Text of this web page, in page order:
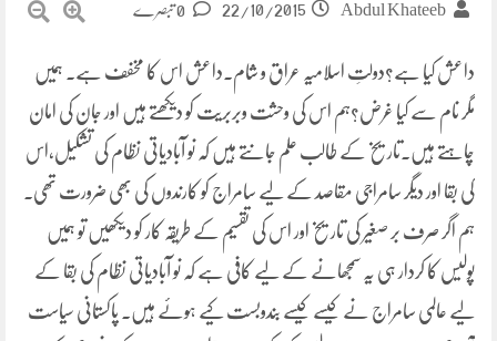
Abdul Khateeb
22/10/2015
داعش کیا ہے؟دولتِ اسلامیہ عراق و شام۔داعش اس کا مخفف ہے۔ ہمیں
مگر نام سے کیا غرض؟ہم اس کی وحشت وبربریت کو دیکھتے ہیں اور جان کی امان
چاہتے ہیں۔تاریخ کے طالب علم جانتے ہیں کہ نو آبادیاتی نظام کی تشکیل،اس
کی بقا اور دیگر سامراجی مقاصد کے لیے سامراج کو کارندوں کی بھی ضرورت تھی۔
ہم اگر صرف بر صغیر کی تاریخ اور اس کی تقسیم کے طریقہ کار کو دیکھیں تو ہمیں
پولیس کا کردار ہی یہ سمجھانے کے لیے کافی ہے کہ نو آبادیاتی نظام کی بقا کے
لیے عالمی سامراج نے کیسے کیسے بندوبست کیے ہوئے ہیں۔ پاکستانی سیاست